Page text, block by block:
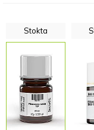
Stokta